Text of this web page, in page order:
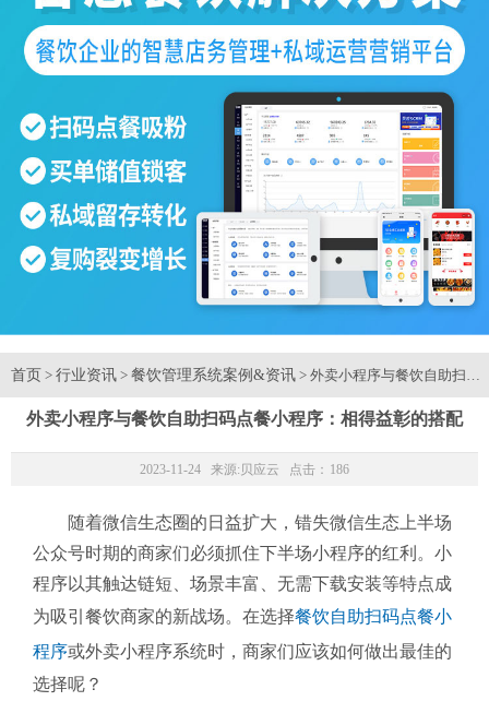
首页 > 行业资讯 > 餐饮管理系统案例&资讯 > 外卖小程序与餐饮自助扫码
外卖小程序与餐饮自助扫码点餐小程序：相得益彰的搭配
2023-11-24 来源: 贝应云 点击： 186
随着微信生态圈的日益扩大，错失微信生态上半场
公众号时期的商家们必须抓住下半场小程序的红利。小
程序以其触达链短、场景丰富、无需下载安装等特点成
为吸引餐饮商家的新战场。在选择餐饮自助扫码点餐小
程序或外卖小程序系统时，商家们应该如何做出最佳的
选择呢？